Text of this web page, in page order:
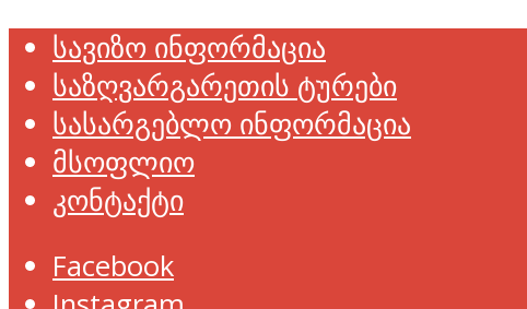
სავიზო ინფორმაცია
საზღვარგარეთის ტურები
სასარგებლო ინფორმაცია
მსოფლიო
კონტაქტი
Facebook